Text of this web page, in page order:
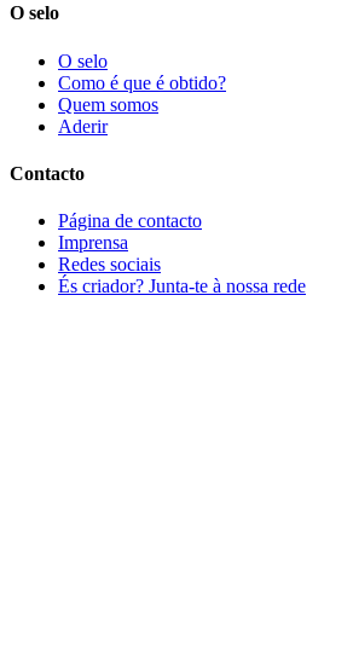
O selo
O selo
Como é que é obtido?
Quem somos
Aderir
Contacto
Página de contacto
Imprensa
Redes sociais
És criador? Junta-te à nossa rede